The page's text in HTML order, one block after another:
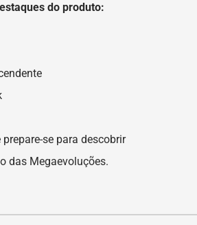
do produto:
se para descobrir
das Megaevoluções.